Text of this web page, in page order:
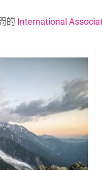
的 International